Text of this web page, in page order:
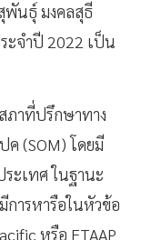
พันธุ์ มงคลสุธี
ะจำปี 2022 เป็น
ภาที่ปรึกษาทาง
ค (SOM) โดยมี
ะเทศ ในฐานะ
การหารือในหัวข้อ
หรือ FTAAP